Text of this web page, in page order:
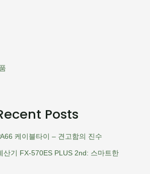
Posts
케이블타이 – 견고함의 진수
산기 FX-570ES PLUS 2nd: 스마트한